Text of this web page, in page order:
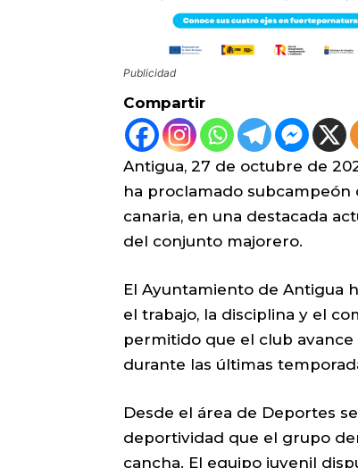
Publicidad
Compartir
Antigua, 27 de octubre de
ha proclamado subcampeón
canaria, en una destacada
del conjunto majorero.
El Ayuntamiento de Antigua
el trabajo, la disciplina y el
permitido que el club
durante las últimas
Desde el área de Deportes
deportividad que el grupo
cancha. El equipo juvenil